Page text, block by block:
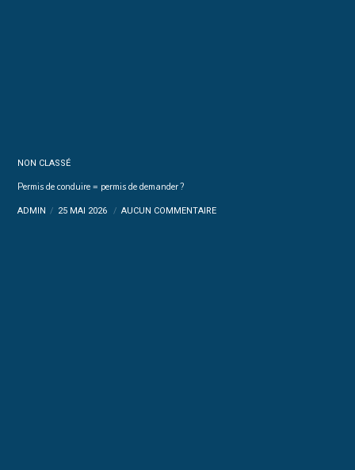
NON CLASSÉ
Permis de conduire = permis de demander ?
ADMIN 25 MAI 2026 AUCUN COMMENTAIRE